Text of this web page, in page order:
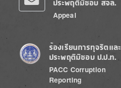
ประพฤติมิชอบ สจล.
Appeal
Image
ร้องเรียนการทุจริตและ
ประพฤติมิชอบ ป.ป.ท.
PACC Corruption
Reporting